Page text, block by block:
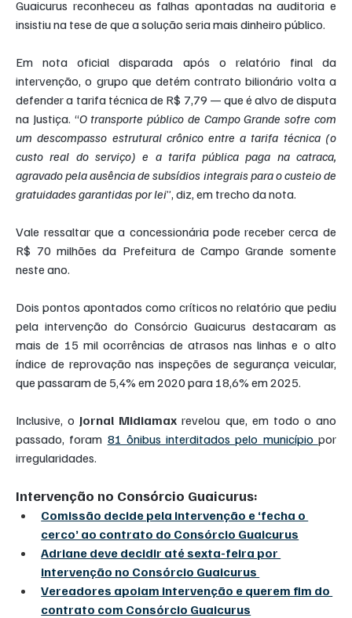
Guaicurus reconheceu as falhas apontadas na auditoria e
insistiu na tese de que a solução seria mais dinheiro público.
Em nota oficial disparada após o relatório final da
intervenção, o grupo que detém contrato bilionário volta a
defender a tarifa técnica de R$ 7,79 — que é alvo de disputa
na Justiça. “O transporte público de Campo Grande sofre com
um descompasso estrutural crônico entre a tarifa técnica (o
custo real do serviço) e a tarifa pública paga na catraca,
agravado pela ausência de subsídios integrais para o custeio de
gratuidades garantidas por lei”, diz, em trecho da nota.
Vale ressaltar que a concessionária pode receber cerca de
R$ 70 milhões da Prefeitura de Campo Grande somente
neste ano.
Dois pontos apontados como críticos no relatório que pediu
pela intervenção do Consórcio Guaicurus destacaram as
mais de 15 mil ocorrências de atrasos nas linhas e o alto
índice de reprovação nas inspeções de segurança veicular,
que passaram de 5,4% em 2020 para 18,6% em 2025.
Inclusive, o Jornal Midiamax revelou que, em todo o ano
passado, foram 81 ônibus interditados pelo município por
irregularidades.
Intervenção no Consórcio Guaicurus:
Comissão decide pela intervenção e ‘fecha o
cerco’ ao contrato do Consórcio Guaicurus
Adriane deve decidir até sexta-feira por
intervenção no Consórcio Guaicurus
Vereadores apoiam intervenção e querem fim do
contrato com Consórcio Guaicurus